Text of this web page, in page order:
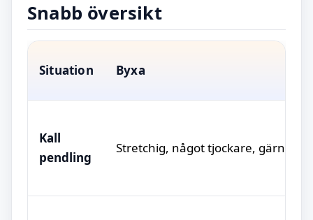
Snabb översikt
Situation Byxa
Kall
pendling
Stretchig, något tjockare, gärna